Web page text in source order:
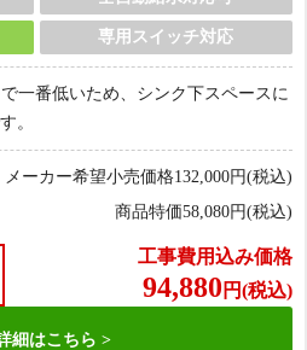
専用スイッチ対応
一番低いため、シンク下スペースに
。
メーカー希望小売価格132,000円(税込)
商品特価58,080円(税込)
工事費用込み価格
94,880 円(税込)
細はこちら